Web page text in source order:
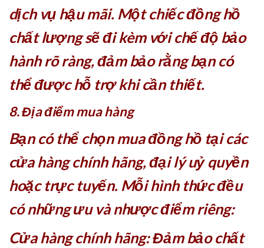
dịch vụ hậu mãi. Một chiếc đồng hồ
chất lượng sẽ đi kèm với chế độ bảo
hành rõ ràng, đảm bảo rằng bạn có
thể được hỗ trợ khi cần thiết.
8. Địa điểm mua hàng
Bạn có thể chọn mua đồng hồ tại các
cửa hàng chính hãng, đại lý uỷ quyền
hoặc trực tuyến. Mỗi hình thức đều
có những ưu và nhược điểm riêng:
Cửa hàng chính hãng: Đảm bảo chất